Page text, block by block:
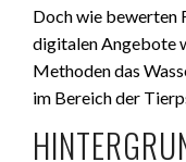
Doch wie bewerten
digitalen Angebote
Methoden das
im Bereich der